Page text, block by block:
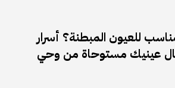
للعيون المبطنة؟ أسرار
عينيك مستوحاة من وحي